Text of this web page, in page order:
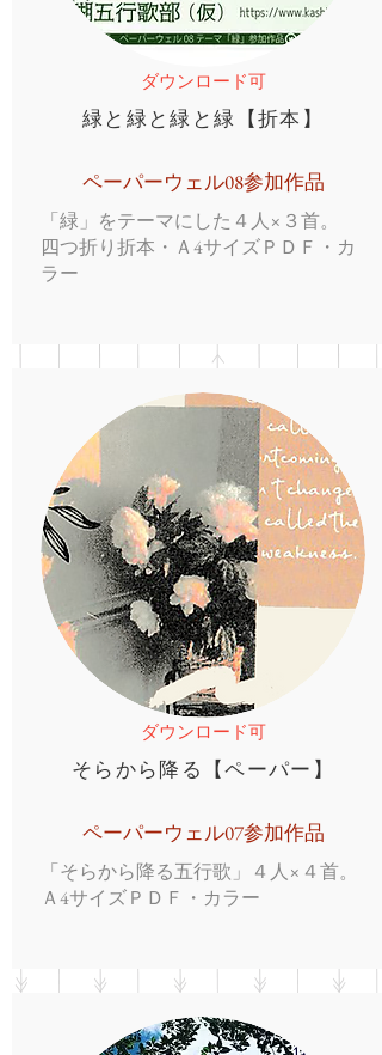
ダウンロード可
緑と緑と緑と緑【折本】
ペーパーウェル08参加作品
「緑」をテーマにした４人×３首。
四つ折り折本・Ａ4サイズＰＤＦ・カ
ラー
ダウンロード可
そらから降る【ペーパー】
ペーパーウェル07参加作品
「そらから降る五行歌」４人×４首。
Ａ4サイズＰＤＦ・カラー